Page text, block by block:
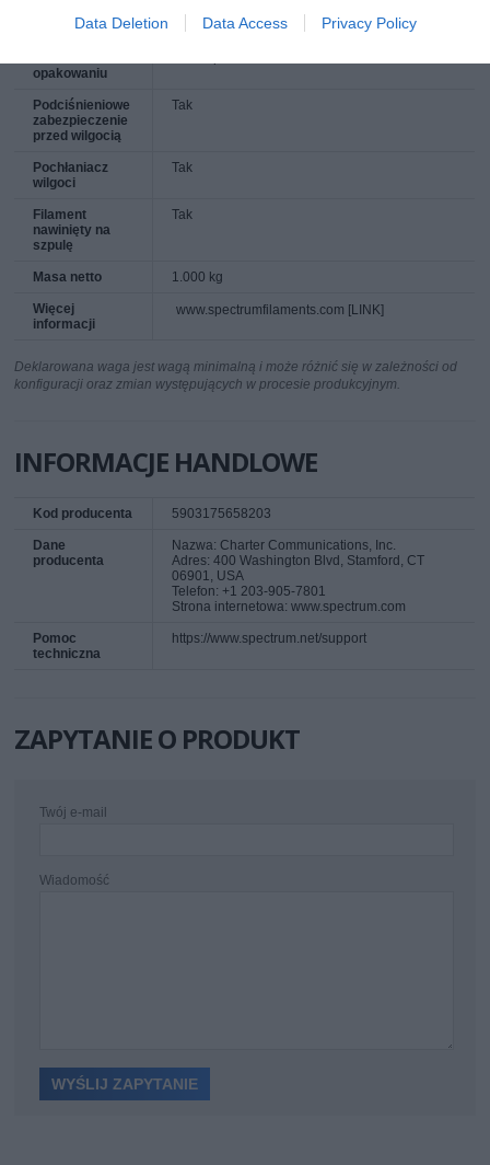
Data Deletion Data Access Privacy Policy
opakowania
opakowaniu
Podciśnieniowe
zabezpieczenie
przed wilgocią
Tak
Pochłaniacz
wilgoci
Tak
Filament
nawinięty na
szpulę
Tak
Masa netto 1.000 kg
Więcej
informacji
www.spectrumfilaments.com [LINK]
Deklarowana waga jest wagą minimalną i może różnić się w zależności od
konfiguracji oraz zmian występujących w procesie produkcyjnym.
INFORMACJE HANDLOWE
Kod producenta 5903175658203
Dane
producenta
Nazwa: Charter Communications, Inc.
Adres: 400 Washington Blvd, Stamford, CT
06901, USA
Telefon: +1 203-905-7801
Strona internetowa: www.spectrum.com
Pomoc
techniczna
https://www.spectrum.net/support
ZAPYTANIE O PRODUKT
Twój e-mail
Wiadomość